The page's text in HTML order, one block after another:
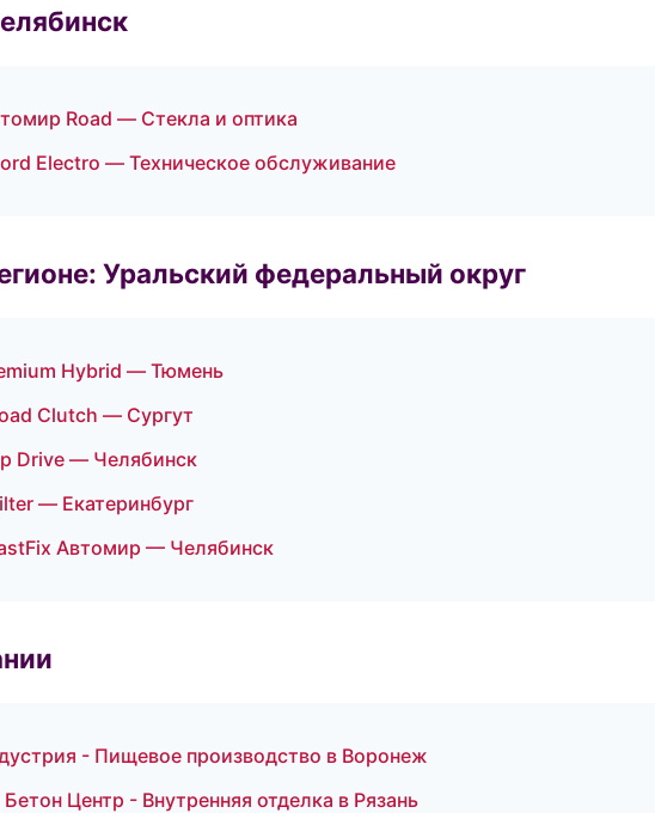
Road — Стекла и оптика
Electro — Техническое обслуживание
Уральский федеральный округ
Hybrid — Тюмень
Clutch — Сургут
Drive — Челябинск
— Екатеринбург
Автомир — Челябинск
- Пищевое производство в Воронеж
Центр - Внутренняя отделка в Рязань